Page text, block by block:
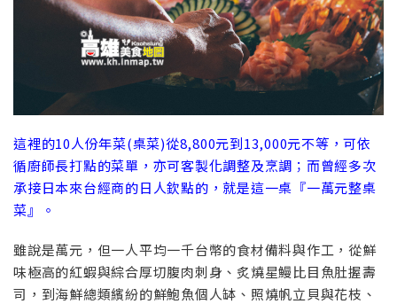
這裡的10人份年菜(桌菜)從8,800元到13,000元不等，可依
循廚師長打點的菜單，亦可客製化調整及烹調；而曾經多次
承接日本來台經商的日人欽點的，就是這一桌『一萬元整桌
菜』。
雖說是萬元，但一人平均一千台幣的食材備料與作工，從鮮
味極高的紅蝦與綜合厚切腹肉刺身、炙燒星鰻比目魚肚握壽
司，到海鮮總類繽紛的鮮鮑魚個人缽、照燒帆立貝與花枝、